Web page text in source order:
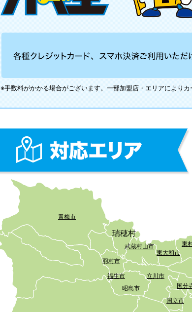
※手数料がかかる場合がございます。一部加盟店・エリアによりカ
東
国分
国立市
東大和市
立川市
武蔵村山市
昭島市
瑞穂村
羽村市
福生市
青梅市